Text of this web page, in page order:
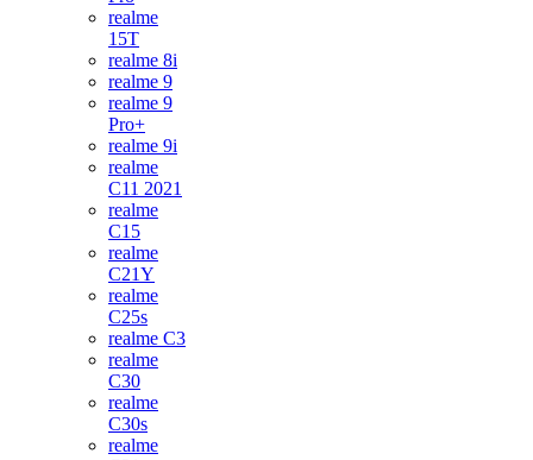
realme
15T
realme 8i
realme 9
realme 9
Pro+
realme 9i
realme
C11 2021
realme
C15
realme
C21Y
realme
C25s
realme C3
realme
C30
realme
C30s
realme